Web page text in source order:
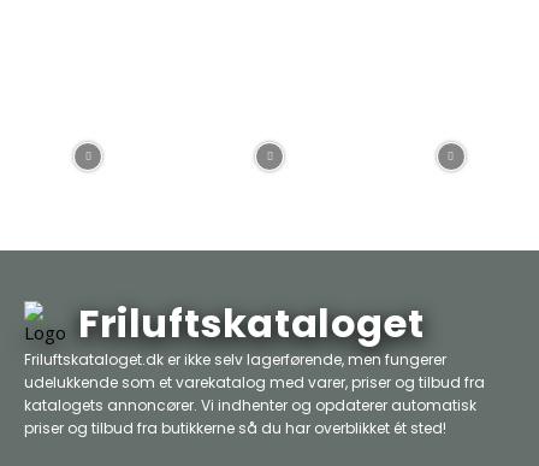
Friluftskataloget
Friluftskataloget.dk er ikke selv lagerførende, men fungerer
udelukkende som et varekatalog med varer, priser og tilbud fra
katalogets annoncører. Vi indhenter og opdaterer automatisk
priser og tilbud fra butikkerne så du har overblikket ét sted!